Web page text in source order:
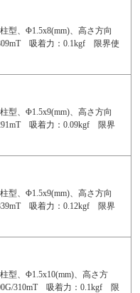
型、Φ1.5x8(mm)、高さ方向
吸着力：0.1kgf 限界使
型、Φ1.5x9(mm)、高さ方向
吸着力：0.09kgf 限界
型、Φ1.5x9(mm)、高さ方向
吸着力：0.12kgf 限界
型、Φ1.5x10(mm)、高さ方
310mT 吸着力：0.1kgf 限